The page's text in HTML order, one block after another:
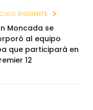
SIGUIENTE
Moncada se
al equipo
que participará en
12